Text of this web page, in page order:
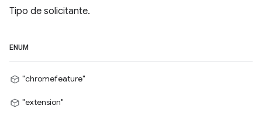
Tipo de solicitante.
ENUM
"chromefeature"
"extension"